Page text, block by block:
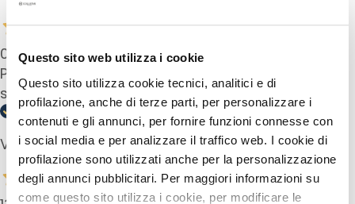
Questo sito web utilizza i cookie
Questo sito utilizza cookie tecnici, analitici e di
profilazione, anche di terze parti, per personalizzare i
contenuti e gli annunci, per fornire funzioni connesse con
i social media e per analizzare il traffico web. I cookie di
profilazione sono utilizzati anche per la personalizzazione
degli annunci pubblicitari. Per maggiori informazioni su
come questo sito utilizza i cookie, per modificare le
t
s
e
r
u
G
e
s
i
04 Dec 2024
Piena di cura per la mia pelle. Non vorrei più fare
senza
Verified buyer